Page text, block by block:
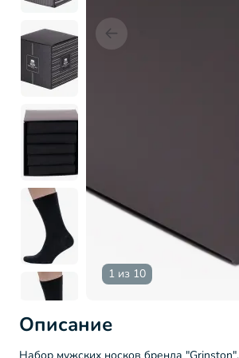
1 из 10
Описание